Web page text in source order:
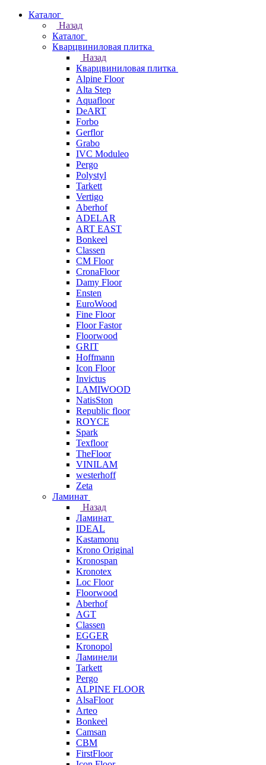
Каталог
Назад
Каталог
Кварцвиниловая плитка
Назад
Кварцвиниловая плитка
Alpine Floor
Alta Step
Aquafloor
DeART
Forbo
Gerflor
Grabo
IVC Moduleo
Pergo
Polystyl
Tarkett
Vertigo
Aberhof
ADELAR
ART EAST
Bonkeel
Classen
CM Floor
CronaFloor
Damy Floor
Ensten
EuroWood
Fine Floor
Floor Fastor
Floorwood
GRIT
Hoffmann
Icon Floor
Invictus
LAMIWOOD
NatisSton
Republic floor
ROYCE
Spark
Texfloor
TheFloor
VINILAM
westerhoff
Zeta
Ламинат
Назад
Ламинат
IDEAL
Kastamonu
Krono Original
Kronospan
Kronotex
Loc Floor
Floorwood
Aberhof
AGT
Classen
EGGER
Kronopol
Ламинели
Tarkett
Pergo
ALPINE FLOOR
AlsaFloor
Arteo
Bonkeel
Camsan
CBM
FirstFloor